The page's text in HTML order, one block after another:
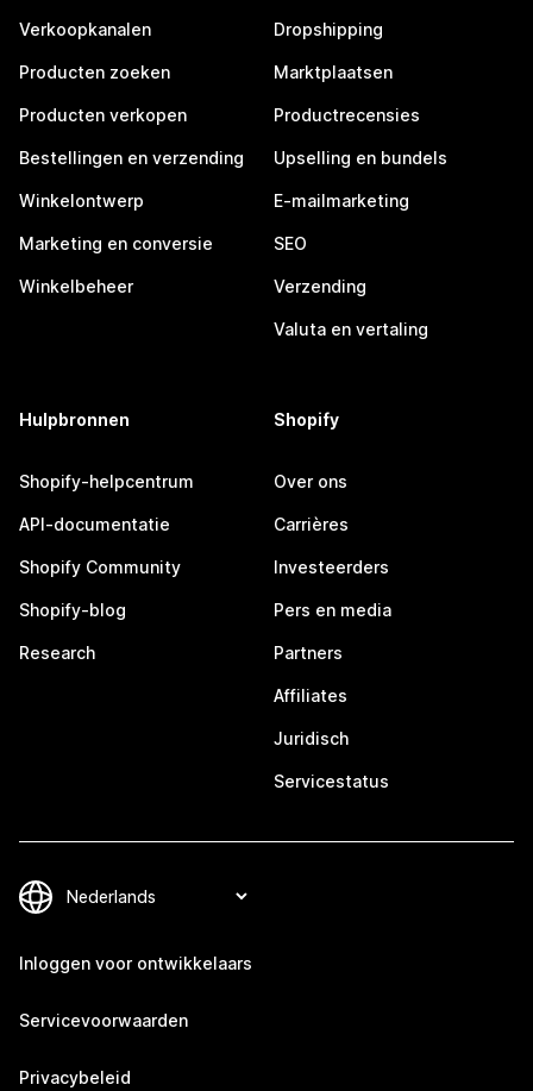
Verkoopkanalen
Producten zoeken
Producten verkopen
Bestellingen en verzending
Winkelontwerp
Marketing en conversie
Winkelbeheer
Dropshipping
Marktplaatsen
Productrecensies
Upselling en bundels
E-mailmarketing
SEO
Verzending
Valuta en vertaling
Hulpbronnen
Shopify-helpcentrum
API-documentatie
Shopify Community
Shopify-blog
Research
Shopify
Over ons
Carrières
Investeerders
Pers en media
Partners
Affiliates
Juridisch
Servicestatus
Inloggen voor ontwikkelaars
Servicevoorwaarden
Privacybeleid